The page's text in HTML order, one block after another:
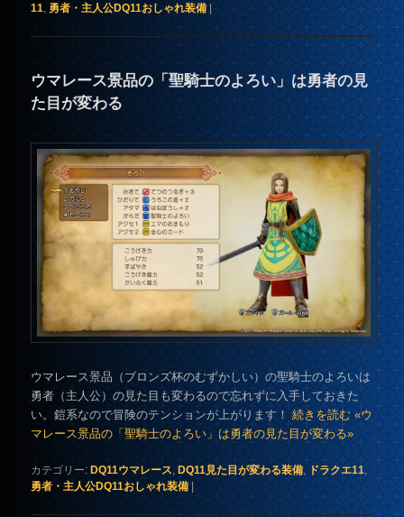
11, 勇者・主人公DQ11おしゃれ装備
ウマレース景品の「聖騎士のよろい」は勇者の見
た目が変わる
ウマレース景品（ブロンズ杯のむずかしい）の聖騎士のよろいは
勇者（主人公）の見た目も変わるので忘れずに入手しておきた
い。鎧系なので冒険のテンションが上がります！続きを読む «ウ
マレース景品の「聖騎士のよろい」は勇者の見た目が変わる»
カテゴリー: DQ11ウマレース, DQ11見た目が変わる装備, ドラクエ11,
勇者・主人公DQ11おしゃれ装備